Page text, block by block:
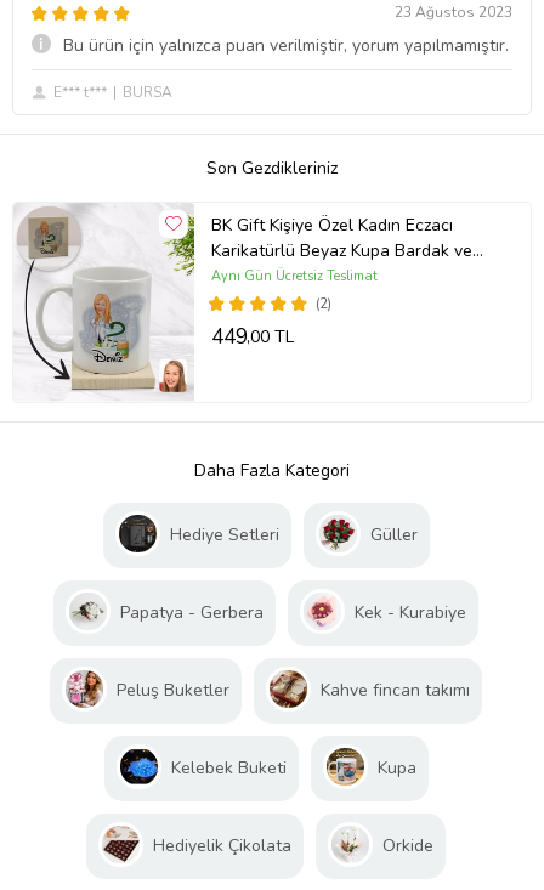
23 Ağustos 2023
Bu ürün için yalnızca puan verilmiştir, yorum yapılmamıştır.
E*** t*** BURSA
Son Gezdikleriniz
BK Gift Kişiye Özel Kadın Eczacı
Karikatürlü Beyaz Kupa Bardak ve
Ahşap Bardak Altlığı Hediye Seti -
Model 2
(2)
Aynı Gün Ücretsiz Teslimat
449,00 TL
Daha Fazla Kategori
Hediye Setleri Güller
Papatya - Gerbera Kek - Kurabiye
Peluş Buketler Kahve fincan takımı
Kelebek Buketi Kupa
Hediyelik Çikolata Orkide